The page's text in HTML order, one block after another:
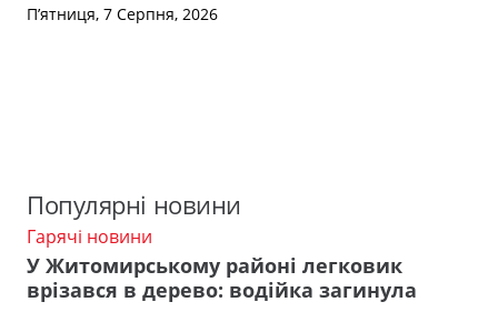
П’ятниця, 7 Серпня, 2026
Популярні новини
Гарячі новини
У Житомирському районі легковик
врізався в дерево: водійка загинула